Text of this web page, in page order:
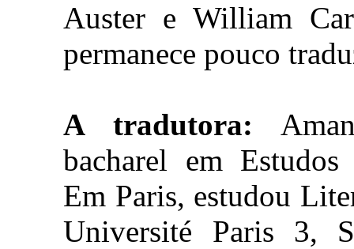
Auster e William
permanece pouco
A tradutora:
bacharel em
Em Paris, estudou
Université Paris 3,